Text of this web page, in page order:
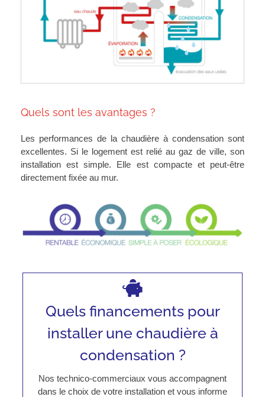
Quels sont les avantages ?
Les performances de la chaudière à condensation sont
excellentes. Si le logement est relié au gaz de ville, son
installation est simple. Elle est compacte et peut-être
directement fixée au mur.
Quels financements pour
installer une chaudière à
condensation ?
Nos technico-commerciaux vous accompagnent
dans le choix de votre installation et vous informe